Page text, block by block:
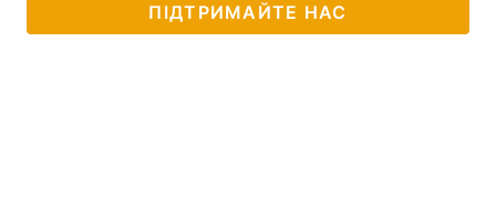
ПІДТРИМАЙТЕ НАС